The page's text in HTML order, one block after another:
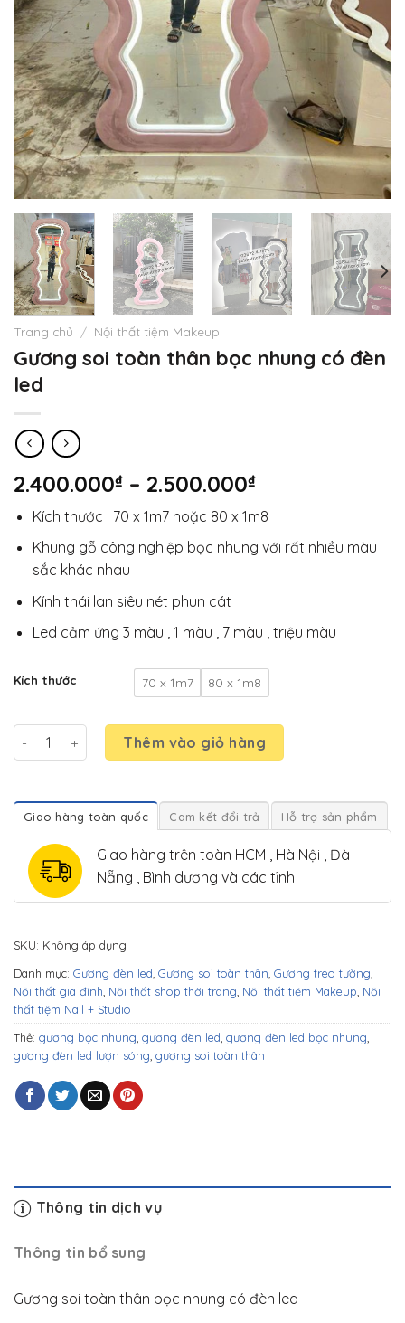
Trang chủ / Nội thất tiệm Makeup
Gương soi toàn thân bọc nhung có đèn
led
2.400.000₫ – 2.500.000₫Khoảng
giá:
từ
2.400.000₫
Kích thước : 70 x 1m7 hoặc 80 x 1m8
Khung gỗ công nghiệp bọc nhung với rất nhiều màu
sắc khác nhau
Kính thái lan siêu nét phun cát
Led cảm ứng 3 màu , 1 màu , 7 màu , triệu màu
Kích thước 70 x 1m7 80 x 1m8
Gương soi toàn thân bọc nhung có đèn led số lượng
Thêm vào giỏ hàng
Giao hàng toàn quốc Cam kết đổi trả Hỗ trợ sản phẩm
Giao hàng trên toàn HCM , Hà Nội , Đà
Nẵng , Bình dương và các tỉnh
SKU: Không áp dụng
Danh mục: Gương đèn led Gương soi toàn thân Gương treo tường
Nội thất gia đình Nội thất shop thời trang Nội thất tiệm Makeup Nội
thất tiệm Nail + Studio
Thẻ: gương bọc nhung gương đèn led gương đèn led bọc nhung
gương đèn led lượn sóng gương soi toàn thân
Thông tin dịch vụ
Thông tin bổ sung
Gương soi toàn thân bọc nhung có đèn led